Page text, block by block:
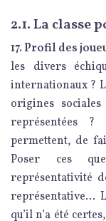
2.1. La classe
17. Profil des
les divers
internationaux ?
origines
représentées ?
permettent, de
Poser ces
représentativité
représentative…
qu’il n’a été